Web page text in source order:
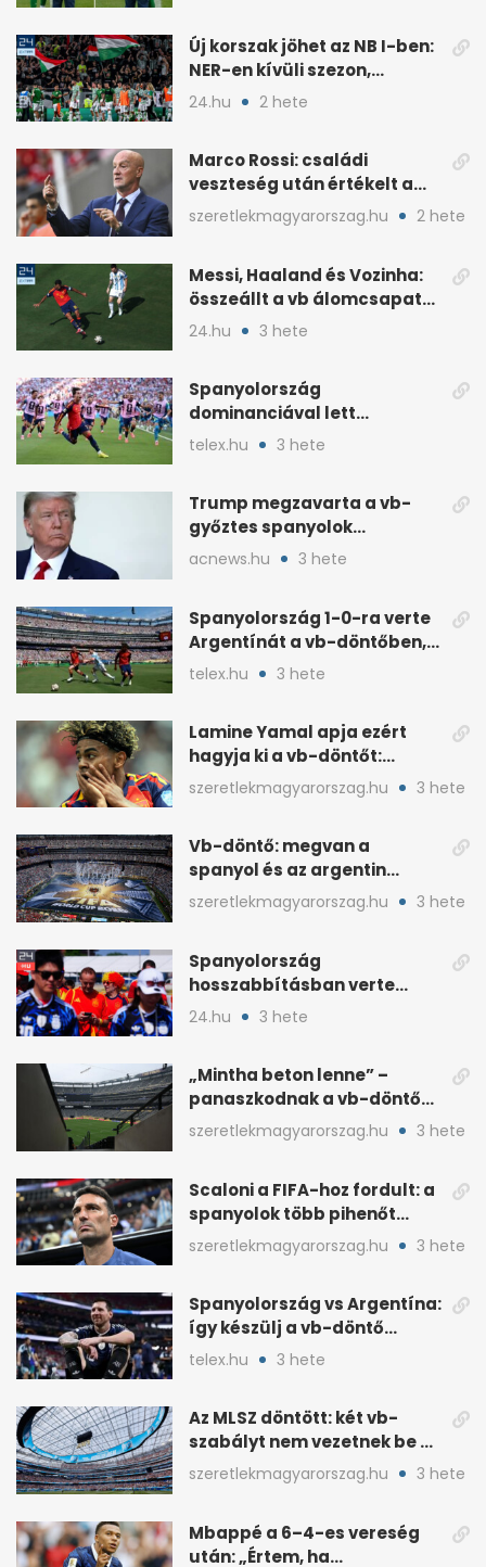
Új korszak jöhet az NB I-ben:
NER-en kívüli szezon,
visszatér az osztályozó
24.hu 2 hete
Marco Rossi: családi
veszteség után értékelt a
vb-t követően
szeretlekmagyarorszag.hu 2 hete
Messi, Haaland és Vozinha:
összeállt a vb álomcsapata
posztonként
24.hu 3 hete
Spanyolország
dominanciával lett
világbajnok, és még jöhet a
telex.hu 3 hete
Trump megzavarta a vb-
győztes spanyolok
ünneplését a trófeaátadón
acnews.hu 3 hete
Spanyolország 1-0-ra verte
Argentínát a vb-döntőben,
hosszabbításban
telex.hu 3 hete
Lamine Yamal apja ezért
hagyja ki a vb-döntőt:
otthonról szurkol
szeretlekmagyarorszag.hu 3 hete
Vb-döntő: megvan a
spanyol és az argentin
kezdő, Montiel bekerült
szeretlekmagyarorszag.hu 3 hete
Spanyolország
hosszabbításban verte
Argentínát: Ferran Torres
24.hu 3 hete
„Mintha beton lenne” –
panaszkodnak a vb-döntő
MetLife-pályájára
szeretlekmagyarorszag.hu 3 hete
Scaloni a FIFA-hoz fordult: a
spanyolok több pihenőt
kaptak a vb-döntőre
szeretlekmagyarorszag.hu 3 hete
Spanyolország vs Argentína:
így készülj a vb-döntő
taktikai csatájára
telex.hu 3 hete
Az MLSZ döntött: két vb-
szabályt nem vezetnek be az
NB I-ben
szeretlekmagyarorszag.hu 3 hete
Mbappé a 6–4-es vereség
után: „Értem, ha